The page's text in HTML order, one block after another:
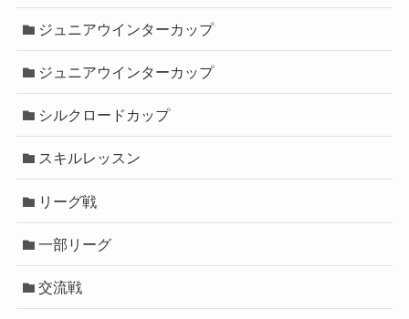
ジュニアウインターカップ
ジュニアウインターカップ
シルクロードカップ
スキルレッスン
リーグ戦
一部リーグ
交流戦